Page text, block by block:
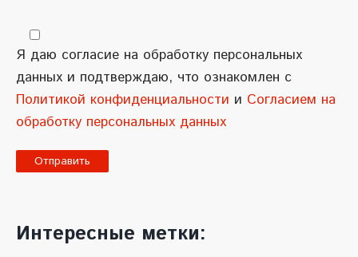
Я даю согласие на обработку персональных
данных и подтверждаю, что ознакомлен с
Политикой конфиденциальности и Согласием на
обработку персональных данных
l
t
Интересные метки: